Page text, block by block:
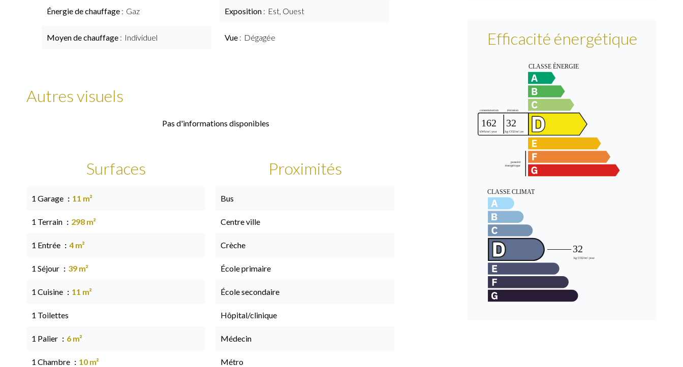
Énergie de chauffage Gaz
Moyen de chauffage Individuel
Exposition Est, Ouest
Vue Dégagée
Autres visuels
Pas d'informations disponibles
Surfaces
1 Garage 11 m²
1 Terrain 298 m²
1 Entrée 4 m²
1 Séjour 39 m²
1 Cuisine 11 m²
1 Toilettes
1 Palier 6 m²
1 Chambre 10 m²
Proximités
Bus
Centre ville
Crèche
École primaire
École secondaire
Hôpital/clinique
Médecin
Métro
Efficacité énergétique